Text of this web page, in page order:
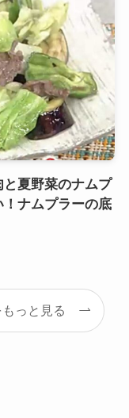
と夏野菜のナムプ
ナムプラーの底
っと見る